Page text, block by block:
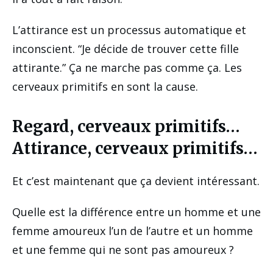
L’attirance est un processus automatique et
inconscient. “Je décide de trouver cette fille
attirante.” Ça ne marche pas comme ça. Les
cerveaux primitifs en sont la cause.
Regard, cerveaux primitifs…
Attirance, cerveaux primitifs…
Et c’est maintenant que ça devient intéressant.
Quelle est la différence entre un homme et une
femme amoureux l’un de l’autre et un homme
et une femme qui ne sont pas amoureux ?